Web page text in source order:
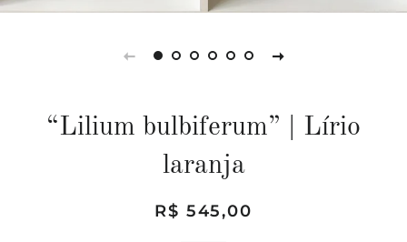
“Lilium bulbiferum” | Lírio
laranja
Preço
Preço
R$ 545,00